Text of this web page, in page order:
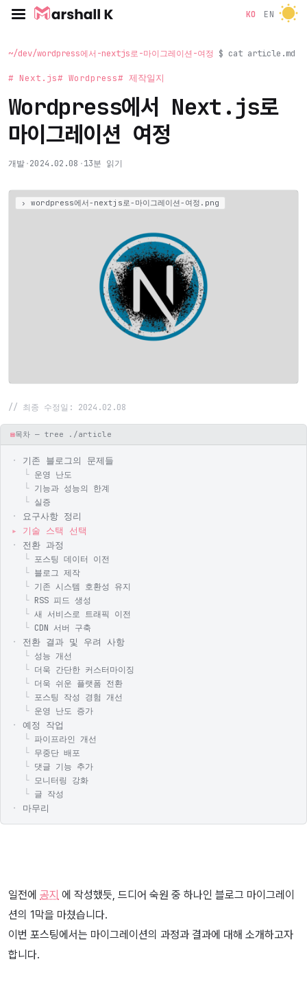
KO EN
~/dev/wordpress에서-nextjs로-마이그레이션-여정 $ cat article.md
# Next.js# Wordpress# 제작일지
Wordpress에서 Next.js로
마이그레이션 여정
개발·2024.02.08 ·13분 읽기
// 최종 수정일: 2024.02.08
▤목차 — tree ./article
기존 블로그의 문제들
운영 난도
기능과 성능의 한계
실증
요구사항 정리
기술 스택 선택
전환 과정
포스팅 데이터 이전
블로그 제작
기존 시스템 호환성 유지
RSS 피드 생성
새 서비스로 트래픽 이전
CDN 서버 구축
전환 결과 및 우려 사항
성능 개선
더욱 간단한 커스터마이징
더욱 쉬운 플랫폼 전환
포스팅 작성 경험 개선
운영 난도 증가
예정 작업
파이프라인 개선
무중단 배포
댓글 기능 추가
모니터링 강화
글 작성
마무리
일전에 공지 에 작성했듯, 드디어 숙원 중 하나인 블로그 마이그레이
션의 1막을 마쳤습니다.
이번 포스팅에서는 마이그레이션의 과정과 결과에 대해 소개하고자
합니다.